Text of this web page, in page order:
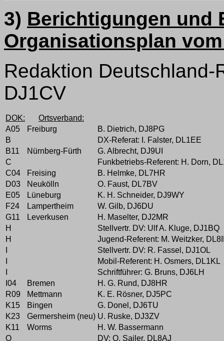
3) Berichtigungen und
Organisationsplan vom
Redaktion
DJ1CV
DOK:
Ortsverband:
A05
Freiburg
B. Dietrich, DJ8PG
B
DX-Referat: I. Falster, DL1EE
B11
Nürnberg-Fürth
G. Albrecht, DJ9UI
C
Funkbetriebs-Referent: H. Dorn,
C04
Freising
B. Helmke, DL7HR
D03
Neukölln
O. Faust, DL7BV
E05
Lüneburg
K. H. Schneider, DJ9WY
F24
Lampertheim
W. Gilb, DJ6DU
G11
Leverkusen
H. Maselter, DJ2MR
H
Stellvertr. DV: Ulf A. Kluge, DJ1BQ
H
Jugend-Referent: M. Weitzker,
Stellvertr. DV: R. Fassel, DJ1OL
Mobil-Referent: H. Osmers, DL1KL
Schriftführer: G. Bruns, DJ6LH
I04
Bremen
H. G. Rund, DJ8HR
R09
Mettmann
K. E. Rösner, DJ5PC
K15
Bingen
G. Donel, DJ6TU
K23
Germersheim (neu) U. Ruske, DJ3ZV
K11
Worms
H. W. Bassermann
Q
DV: O. Sailer, DL8AJ